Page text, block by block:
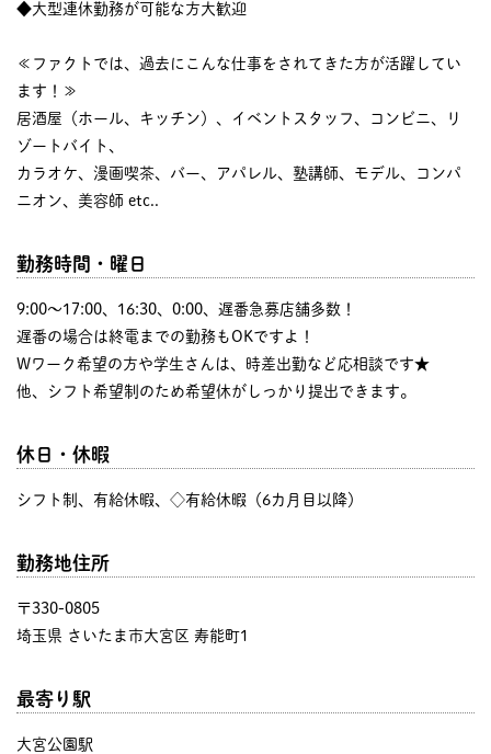
◆大型連休勤務が可能な方大歓迎
≪ファクトでは、過去にこんな仕事をされてきた方が活躍してい
ます！≫
居酒屋（ホール、キッチン）、イベントスタッフ、コンビニ、リ
ゾートバイト、
カラオケ、漫画喫茶、バー、アパレル、塾講師、モデル、コンパ
ニオン、美容師 etc..
勤務時間・曜日
9:00〜17:00、16:30、0:00、遅番急募店舗多数！
遅番の場合は終電までの勤務もOKですよ！
Wワーク希望の方や学生さんは、時差出勤など応相談です★
他、シフト希望制のため希望休がしっかり提出できます。
休日・休暇
シフト制、有給休暇、◇有給休暇（6カ月目以降）
勤務地住所
〒330-0805
埼玉県 さいたま市大宮区 寿能町1
最寄り駅
大宮公園駅